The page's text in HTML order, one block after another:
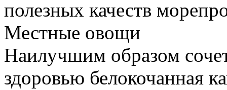
полезных качеств
Местные овощи
Наилучшим образом
здоровью белокочанная